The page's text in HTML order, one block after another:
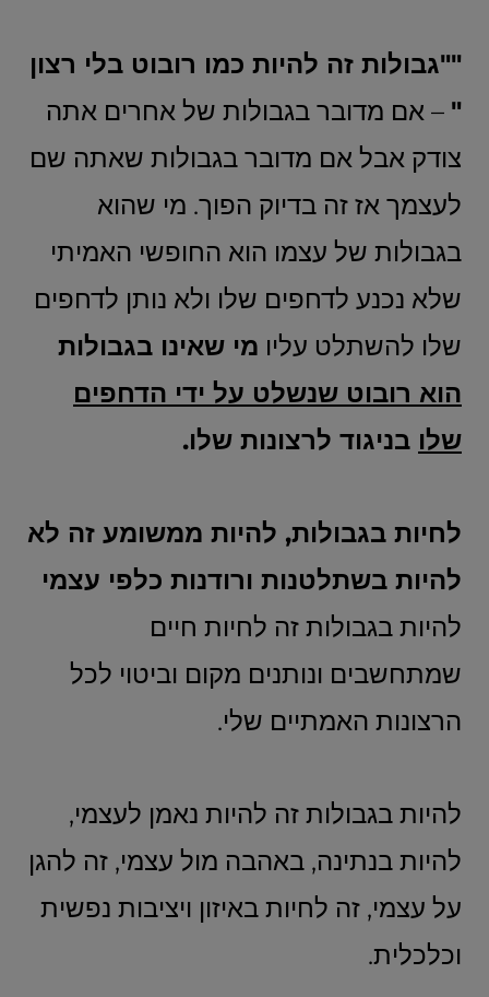
""גבולות זה להיות כמו רובוט בלי רצון
" – אם מדובר בגבולות של אחרים אתה
צודק אבל אם מדובר בגבולות שאתה שם
לעצמך אז זה בדיוק הפוך. מי שהוא
בגבולות של עצמו הוא החופשי האמיתי
שלא נכנע לדחפים שלו ולא נותן לדחפים
שלו להשתלט עליו מי שאינו בגבולות
הוא רובוט שנשלט על ידי הדחפים
שלו בניגוד לרצונות שלו.
לחיות בגבולות, להיות ממשומע זה לא
להיות בשתלטנות ורודנות כלפי עצמי
להיות בגבולות זה לחיות חיים
שמתחשבים ונותנים מקום וביטוי לכל
הרצונות האמתיים שלי.
להיות בגבולות זה להיות נאמן לעצמי,
להיות בנתינה, באהבה מול עצמי, זה להגן
על עצמי, זה לחיות באיזון ויציבות נפשית
וכלכלית.